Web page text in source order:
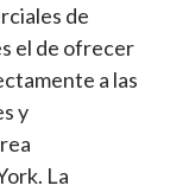
de
el de ofrecer
a las
y
La